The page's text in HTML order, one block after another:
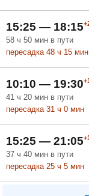
15:25 — 18:15
58 ч 50 мин в пути
пересадка 48 ч 15 мин
10:10 — 19:30
41 ч 20 мин в пути
пересадка 31 ч 0 мин
15:25 — 21:05
37 ч 40 мин в пути
пересадка 25 ч 5 мин